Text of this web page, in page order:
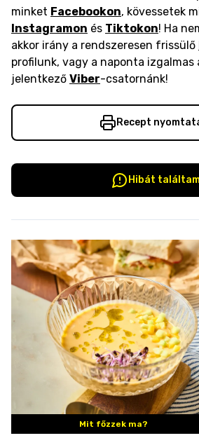
minket Facebookon, kövessetek
Instagramon és Tiktokon! Ha
akkor irány a rendszeresen frissülő
profilunk, vagy a naponta izgalmas
jelentkező Viber-csatornánk!
Recept
Hibát
Mit főzzek ma?